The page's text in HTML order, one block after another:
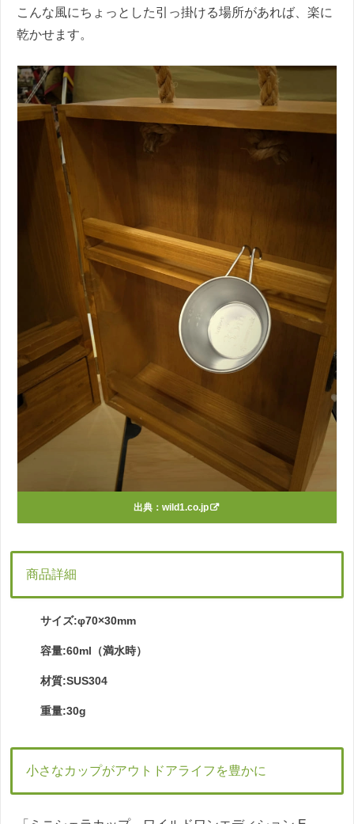
こんな風にちょっとした引っ掛ける場所があれば、楽に
乾かせます。
出典： wild1.co.jp
商品詳細
サイズ:φ70×30mm
容量:60ml（満水時）
材質:SUS304
重量:30g
小さなカップがアウトドアライフを豊かに